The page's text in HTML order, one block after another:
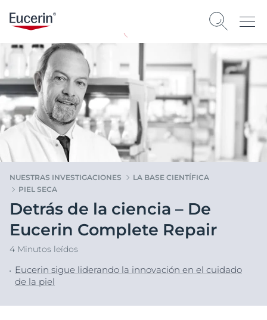
NUESTRAS INVESTIGACIONES
LA BASE CIENTÍFICA
PIEL SECA
Detrás de la ciencia – De
Eucerin Complete Repair
4 Minutos leídos
Eucerin sigue liderando la innovación en el cuidado
de la piel